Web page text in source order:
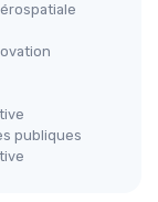
publiques